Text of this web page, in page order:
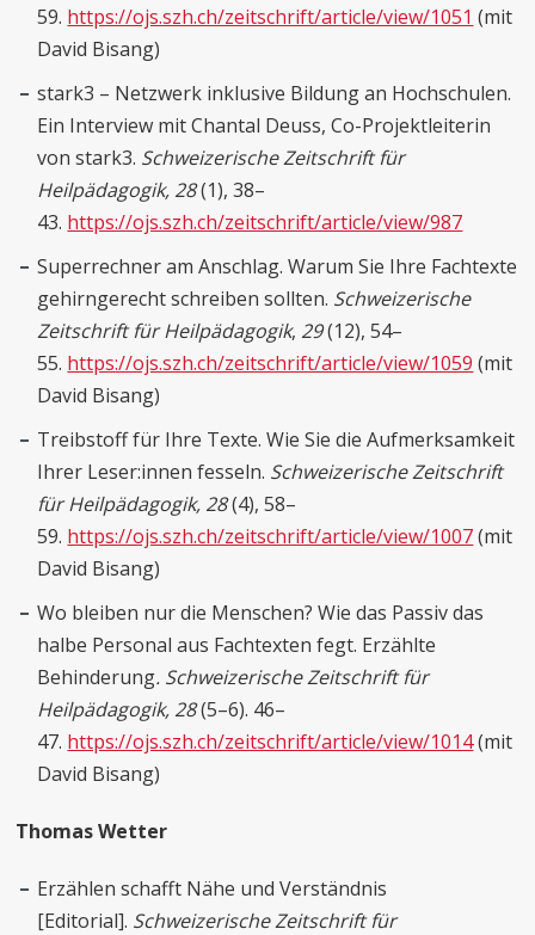
59. https://ojs.szh.ch/zeitschrift/article/view/1051 (mit
David Bisang)
stark3 – Netzwerk inklusive Bildung an Hochschulen.
Ein Interview mit Chantal Deuss, Co-Projektleiterin
von stark3. Schweizerische Zeitschrift für
Heilpädagogik, 28(1), 38–
43. https://ojs.szh.ch/zeitschrift/article/view/987
Superrechner am Anschlag. Warum Sie Ihre Fachtexte
gehirngerecht schreiben sollten. Schweizerische
Zeitschrift für Heilpädagogik, 29(12), 54–
55. https://ojs.szh.ch/zeitschrift/article/view/1059 (mit
David Bisang)
Treibstoff für Ihre Texte. Wie Sie die Aufmerksamkeit
Ihrer Leser:innen fesseln. Schweizerische Zeitschrift
für Heilpädagogik, 28(4), 58–
59. https://ojs.szh.ch/zeitschrift/article/view/1007(mit
David Bisang)
Wo bleiben nur die Menschen? Wie das Passiv das
halbe Personal aus Fachtexten fegt. Erzählte
Behinderung. Schweizerische Zeitschrift für
Heilpädagogik, 28(5–6). 46–
47. https://ojs.szh.ch/zeitschrift/article/view/1014(mit
David Bisang)
Thomas Wetter
Erzählen schafft Nähe und Verständnis
[Editorial]. Schweizerische Zeitschrift für